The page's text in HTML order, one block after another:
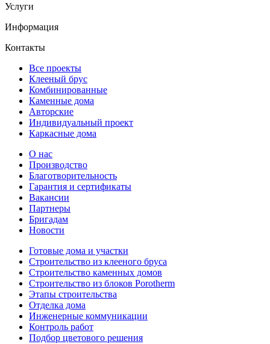
Услуги
Информация
Контакты
Все проекты
Клееный брус
Комбинированные
Каменные дома
Авторские
Индивидуальный проект
Каркасные дома
О нас
Производство
Благотворительность
Гарантия и сертификаты
Вакансии
Партнеры
Бригадам
Новости
Готовые дома и участки
Строительство из клееного бруса
Строительство каменных домов
Строительство из блоков Porotherm
Этапы строительства
Отделка дома
Инженерные коммуникации
Контроль работ
Подбор цветового решения